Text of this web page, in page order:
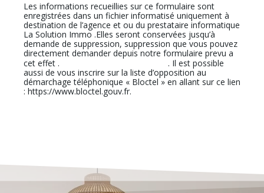
Les informations recueillies sur ce formulaire sont
enregistrées dans un fichier informatisé uniquement à
destination de l’agence et ou du prestataire informatique
La Solution Immo .Elles seront conservées jusqu’à
demande de suppression, suppression que vous pouvez
directement demander depuis notre formulaire prevu a
cet effet .
. Il est possible
aussi de vous inscrire sur la liste d’opposition au
démarchage téléphonique « Bloctel » en allant sur ce lien
: https://www.bloctel.gouv.fr.